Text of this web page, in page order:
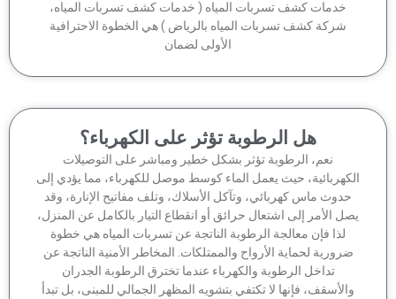
خدمات كشف تسربات المياه ( خدمات كشف تسربات المياه،
شركة كشف تسربات المياه بالرياض ) هي الخطوة الاحترافية
الأولى لضمان
هل الرطوبة تؤثر على الكهرباء؟
نعم، الرطوبة تؤثر بشكل خطير ومباشر على التوصيلات
حيث يعمل الماء كوسط موصل للكهرباء، مما يؤدي إلى
حدوث ماس كهربائي، وتآكل الأسلاك، وتلف مفاتيح الإنارة، وقد
الأمر إلى اشتعال حرائق أو انقطاع التيار بالكامل عن المنزل،
لذا فإن معالجة الرطوبة الناتجة عن تسربات المياه هي خطوة
لحماية الأرواح والممتلكات. المخاطر الأمنية الناتجة عن
تداخل الرطوبة والكهرباء عندما تخترق الرطوبة الجدران
فإنها لا تكتفي بتشويه المظهر الجمالي للمبنى، بل تبدأ